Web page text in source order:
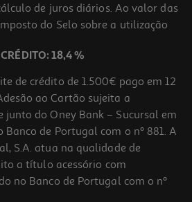
de juros diários. Ao valor das
do Selo sobre a utilização
18,4 %
de crédito de 1.500€ pago em 12
ao Cartão sujeita a
junto do Oney Bank – Sucursal em
de Portugal com o nº 881. A
S.A. atua na qualidade de
a título acessório com
no Banco de Portugal com o nº